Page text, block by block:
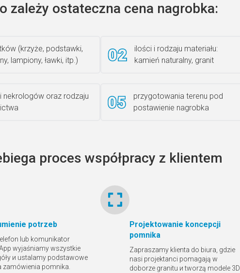
zależy ostateczna cena nagrobka:
(krzyże, podstawki,
lampiony, ławki, itp.)
ilości i rodzaju materiału:
kamień naturalny, granit
nekrologów oraz rodzaju
przygotowania terenu pod
postawienie nagrobka
proces współpracy z klientem
potrzeb
lub komunikator
wyjaśniamy wszystkie
и ustalamy podstawowe
zamówienia pomnika.
Projektowanie koncepcji
pomnika
Zapraszamy klienta do biura, gdzie
nasi projektanci pomagają w
doborze granitu и tworzą modele 3D